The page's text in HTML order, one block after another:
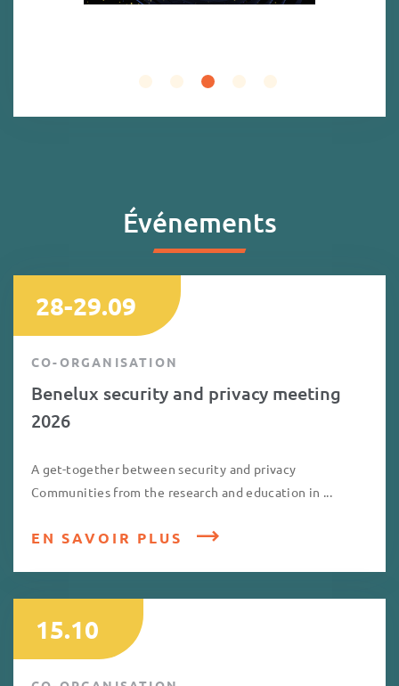
Événements
28-29.09
CO-ORGANISATION
Benelux security and privacy meeting
2026
A get-together between security and privacy
Communities from the research and education in ...
EN SAVOIR PLUS
15.10